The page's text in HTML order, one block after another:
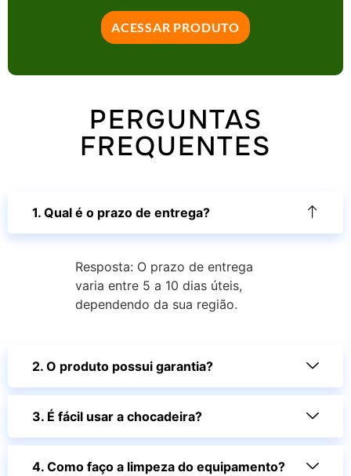
ACESSAR PRODUTO
PERGUNTAS
FREQUENTES
1. Qual é o prazo de entrega?
Resposta: O prazo de entrega
varia entre 5 a 10 dias úteis,
dependendo da sua região.
2. O produto possui garantia?
3. É fácil usar a chocadeira?
4. Como faço a limpeza do equipamento?